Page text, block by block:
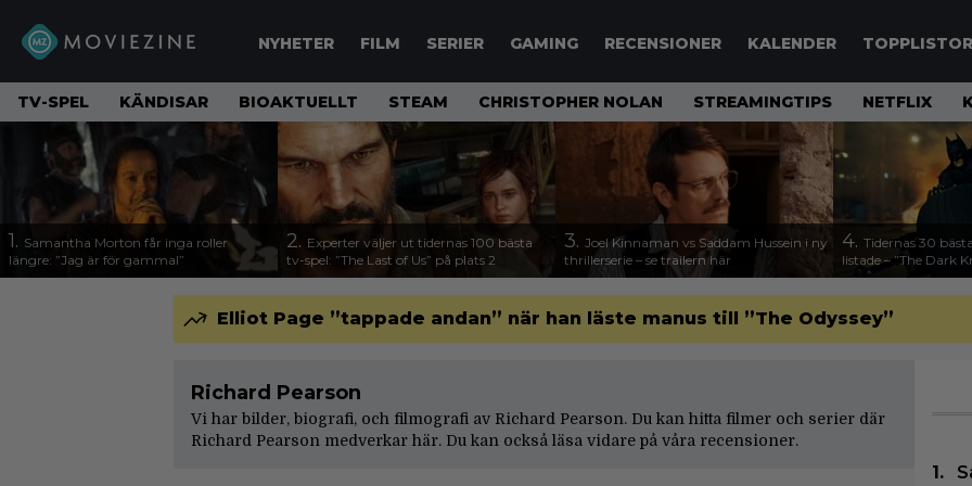
NYHETER FILM SERIER GAMING RECENSIONER KALENDER TOPPLISTOR
TV-SPEL KÄNDISAR BIOAKTUELLT STEAM CHRISTOPHER NOLAN STREAMINGTIPS NETFLIX
1. Samantha Morton får inga roller
längre: ”Jag är för gammal”
2. Experter väljer ut tidernas 100 bästa
tv-spel: ”The Last of Us” på plats 2
3. Joel Kinnaman vs Saddam Hussein i ny
thrillerserie – se trailern här
4. Tidernas 30
listade – ”The Dark
Elliot Page ”tappade andan” när han läste manus till ”The Odyssey”
Richard Pearson
Vi har bilder, biografi, och filmografi av Richard Pearson. Du kan hitta filmer och serier där
Richard Pearson medverkar här. Du kan också läsa vidare på våra recensioner.